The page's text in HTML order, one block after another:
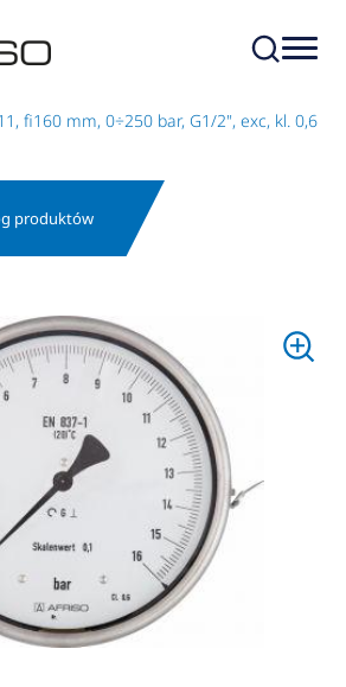
fi160 mm, 0÷250 bar, G1/2", exc, kl. 0,6
produktów